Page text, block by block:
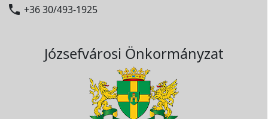
 +36 30/493-1925
Józsefvárosi Önkormányzat